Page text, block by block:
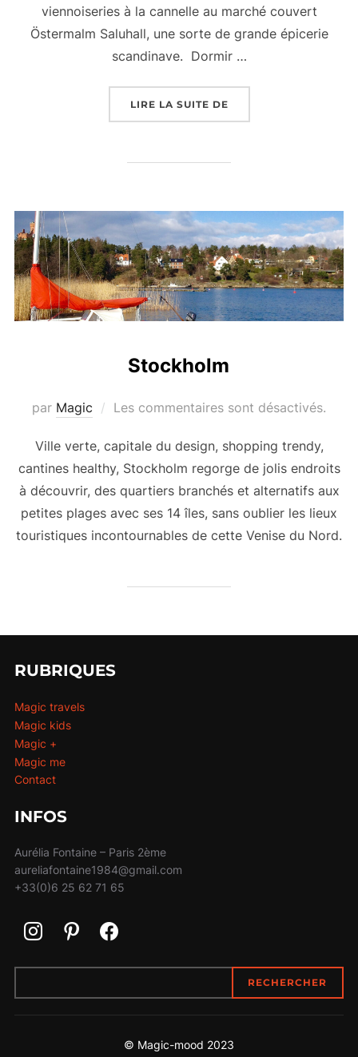
viennoiseries à la cannelle au marché couvert
Östermalm Saluhall, une sorte de grande épicerie
scandinave. Dormir …
LIRE LA SUITE DE« 7 RAISONS DE
Stockholm
par Magic Les commentaires sont désactivés.
Ville verte, capitale du design, shopping trendy,
cantines healthy, Stockholm regorge de jolis endroits
à découvrir, des quartiers branchés et alternatifs aux
petites plages avec ses 14 îles, sans oublier les lieux
touristiques incontournables de cette Venise du Nord.
RUBRIQUES
Magic travels
Magic kids
Magic +
Magic me
Contact
INFOS
Aurélia Fontaine – Paris 2ème
aureliafontaine1984@gmail.com
+33(0)6 25 62 71 65
RECHERCHER
© Magic-mood 2023